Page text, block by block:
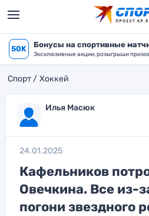
50K Бонусы на спортивные
Эксклюзивные акции, розыгрыши
Спорт Хоккей
Илья Масюк
24.01.2025
Кафельников
Овечкина. Все из-
погони звездного